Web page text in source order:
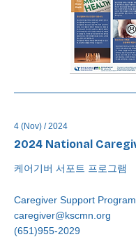
4 (Nov) / 2024
2024 National
케어기버 서포트 프로그램
Caregiver Support Program
caregiver@kscmn.org
(651)955-2029